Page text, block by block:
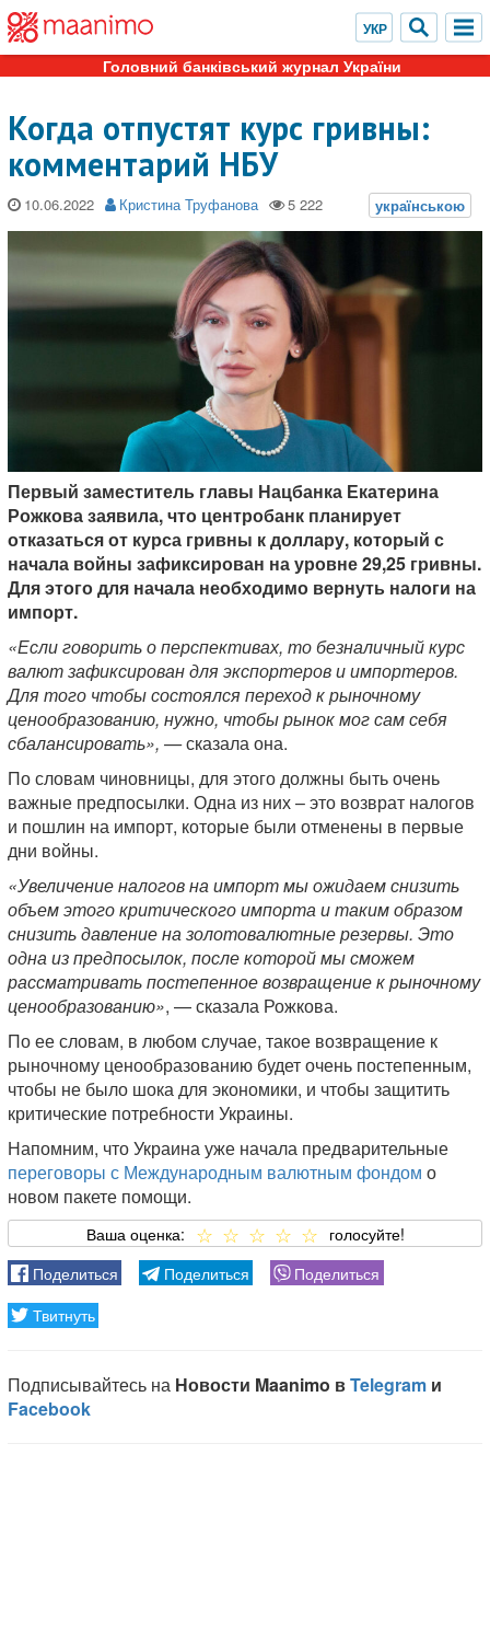
Головний банківський журнал України
Когда отпустят курс гривны:
комментарий НБУ
10.06.2022 Кристина Труфанова
Первый заместитель главы Нацбанка Екатерина
Рожкова заявила, что центробанк планирует
отказаться от курса гривны к доллару, который с
начала войны зафиксирован на уровне 29,25 гривны.
Для этого для начала необходимо вернуть налоги на
импорт.
«Если говорить о перспективах, то безналичный курс
валют зафиксирован для экспортеров и импортеров.
Для того чтобы состоялся переход к рыночному
ценообразованию, нужно, чтобы рынок мог сам себя
сбалансировать», —сказала она.
По словам чиновницы, для этого должны быть очень
важные предпосылки. Одна из них – это возврат налогов
и пошлин на импорт, которые были отменены в первые
дни войны.
«Увеличение налогов на импорт мы ожидаем снизить
объем этого критического импорта и таким образом
снизить давление на золотовалютные резервы. Это
одна из предпосылок, после которой мы сможем
рассматривать постепенное возвращение к рыночному
ценообразованию», — сказала Рожкова.
По ее словам, в любом случае, такое возвращение к
рыночному ценообразованию будет очень постепенным,
чтобы не было шока для экономики, и чтобы защитить
критические потребности Украины.
Напомним, что Украина уже начала предварительные
переговоры с Международным валютным фондом о
новом пакете помощи.